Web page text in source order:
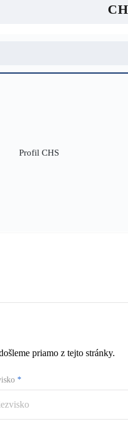
priamo z tejto stránky.
*